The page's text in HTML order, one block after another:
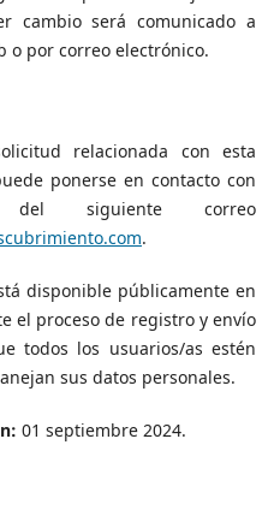
cambio será comunicado a
o por correo electrónico.
relacionada con esta
ponerse en contacto con
siguiente correo
.
disponible públicamente en
el proceso de registro y envío
todos los usuarios/as estén
sus datos personales.
01 septiembre 2024.